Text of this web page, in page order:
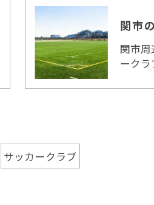
関市
関市
ーク
サッカークラブ